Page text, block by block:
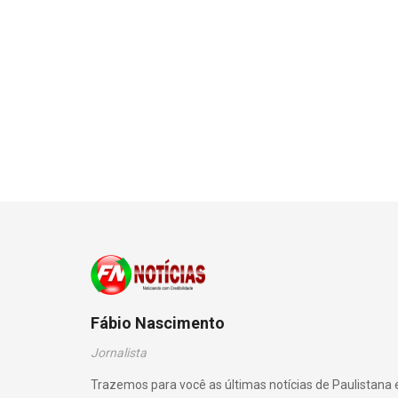
Fábio Nascimento
Jornalista
Trazemos para você as últimas notícias de Paulistana